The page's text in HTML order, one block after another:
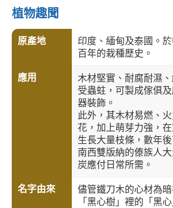
植物趣聞
原產地
印度、緬甸及泰國。
百年的栽種歷史。
應用
木材堅實、耐腐耐濕
受蟲蛀，可製成傢俱
器裝飾。
此外，其木材易燃、
花，加上萌芽力強，
生長大量枝條，數年
南西雙版納的傣族人
炭應付日常所需。
名字由來
儘管鐵刀木的心材為
「黑心樹」裡的「黑